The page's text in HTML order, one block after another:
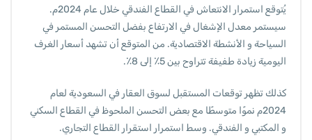
يُتوقع استمرار الانتعاش في القطاع الفندقي خلال عام 2024م.
سيستمر معدل الإشغال في الارتفاع بفضل التحسن المستمر في
السياحة و الأنشطة الاقتصادية. من المتوقع أن تشهد أسعار الغرف
اليومية زيادة طفيفة تتراوح بين 5٪ إلى 8٪.
كذلك تظهر توقعات المستقبل لسوق العقار في السعودية لعام
2024م نموًا متوسطًا مع بعض التحسن الملحوظ في القطاع السكني
و المكتبي و الفندقي. وسط استمرار استقرار القطاع التجاري.